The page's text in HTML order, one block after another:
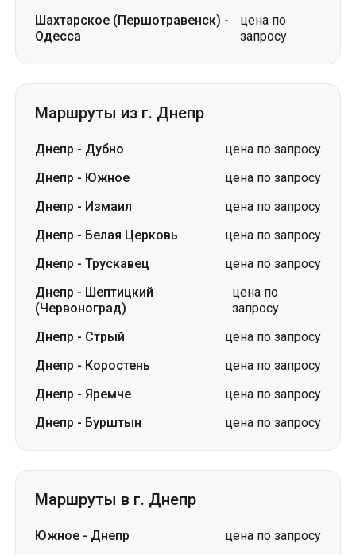
Шахтарское (Першотравенск) -
Одесса
цена по
запросу
Маршруты из г. Днепр
Днепр - Дубно
цена по запросу
Днепр - Южное
цена по запросу
Днепр - Измаил
цена по запросу
Днепр - Белая Церковь
цена по запросу
Днепр - Трускавец
цена по запросу
Днепр - Шептицкий
(Червоноград)
цена по
запросу
Днепр - Стрый
цена по запросу
Днепр - Коростень
цена по запросу
Днепр - Яремче
цена по запросу
Днепр - Бурштын цена по запросу
Маршруты в г. Днепр
Южное - Днепр цена по запросу